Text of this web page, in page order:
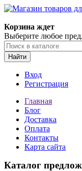
Корзина ждет
Выберите любое
Найти
Вход
Регистрация
Главная
Блог
Доставка
Оплата
Контакты
Карта сайта
Каталог